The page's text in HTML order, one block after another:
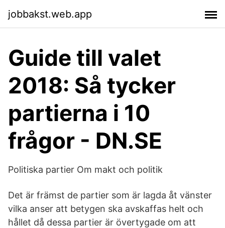
jobbakst.web.app
Guide till valet
2018: Så tycker
partierna i 10
frågor - DN.SE
Politiska partier Om makt och politik
Det är främst de partier som är lagda åt vänster
vilka anser att betygen ska avskaffas helt och
hållet då dessa partier är övertygade om att